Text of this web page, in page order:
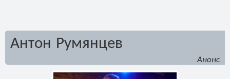
Антон Румянцев
Анонс